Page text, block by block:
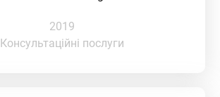
2019
Консультаційні послуги